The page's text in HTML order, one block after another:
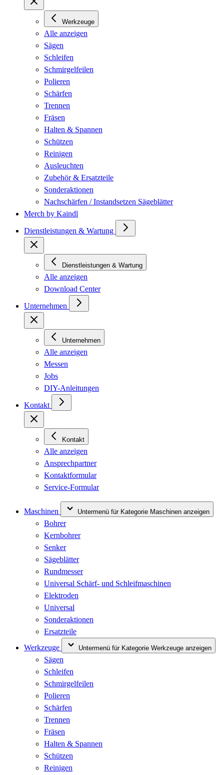
Werkzeuge
Alle anzeigen
Sägen
Schleifen
Schmirgelfeilen
Polieren
Schärfen
Trennen
Fräsen
Halten & Spannen
Schützen
Reinigen
Ausleuchten
Zubehör & Ersatzteile
Sonderaktionen
Nachschärfen / Instandsetzen Sägeblätter
Merch by Kaindl
Dienstleistungen & Wartung
Dienstleistungen & Wartung
Alle anzeigen
Download Center
Unternehmen
Unternehmen
Alle anzeigen
Messen
Jobs
DIY-Anleitungen
Kontakt
Kontakt
Alle anzeigen
Ansprechpartner
Kontaktformular
Service-Formular
Maschinen Untermenü für Kategorie Maschinen anzeigen
Bohrer
Kernbohrer
Senker
Sägeblätter
Rundmesser
Universal Schärf- und Schleifmaschinen
Elektroden
Universal
Sonderaktionen
Ersatzteile
Werkzeuge
Untermenü für Kategorie Werkzeuge anzeigen
Sägen
Schleifen
Schmirgelfeilen
Polieren
Schärfen
Trennen
Fräsen
Halten & Spannen
Schützen
Reinigen